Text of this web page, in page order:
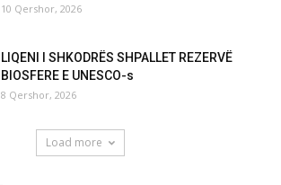
10 Qershor, 2026
LIQENI I SHKODRËS SHPALLET REZERVË
BIOSFERE E UNESCO-s
8 Qershor, 2026
Load more